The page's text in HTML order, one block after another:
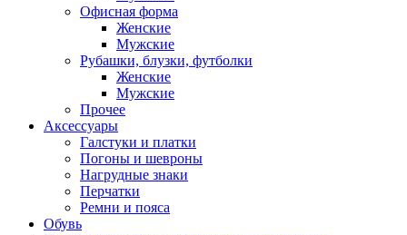
Офисная форма
Женские
Мужские
Рубашки, блузки, футболки
Женские
Мужские
Прочее
Аксессуары
Галстуки и платки
Погоны и шевроны
Нагрудные знаки
Перчатки
Ремни и пояса
Обувь